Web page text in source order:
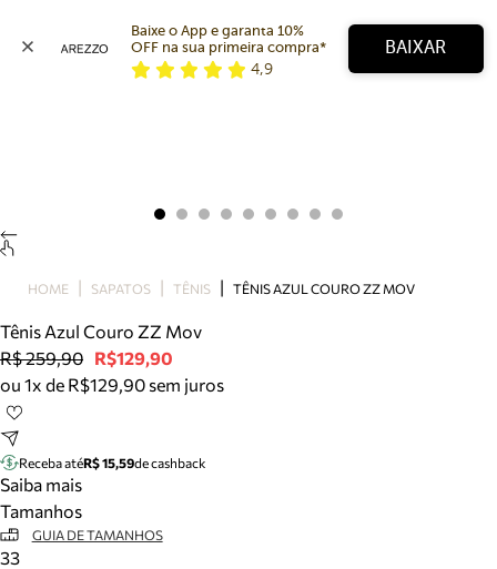
Bolsa
Tamanco
Tênis
Mule
Tire dúvidas sobre pedidos, devoluções e mais.
Meus pedidos
Acompanhe seus pedidos e solicite devoluções.
Baixe o App e garanta 10%
OFF na sua primeira compra*
4,9
BAIXAR
HOME SAPATOS TÊNIS TÊNIS AZUL COURO ZZ MOV
Tênis Azul Couro ZZ Mov
R$ 259,90 R$129,90
ou 1x de R$129,90 sem juros
Receba atéR$ 15,59de cashback
Saiba mais
Tamanhos
GUIA DE TAMANHOS
33